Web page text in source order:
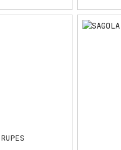
RUPES